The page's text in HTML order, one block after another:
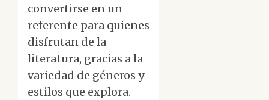
convertirse en un
referente para quienes
disfrutan de la
literatura, gracias a la
variedad de géneros y
estilos que explora.